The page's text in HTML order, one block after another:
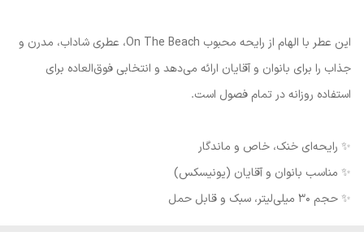
این عطر با الهام از رایحه محبوب On The Beach، عطری شاداب، مدرن و
جذاب را برای بانوان و آقایان ارائه می‌دهد و انتخابی فوق‌العاده برای
استفاده روزانه در تمام فصول است.
✨ رایحه‌ای خنک، خاص و ماندگار
✨ مناسب بانوان و آقایان (یونیسکس)
✨ حجم ۳۰ میلی‌لیتر، سبک و قابل حمل